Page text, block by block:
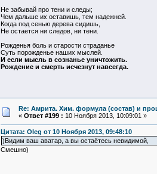
Не забывай про тени и следы;
Чем дальше их оставишь, тем надежней.
Когда под сенью дерева сидишь,
Не остается ни следов, ни тени.
Рожденья боль и старости страданье
Суть порожденье наших мыслей.
И если мысль в сознанье уничтожить.
Рождение и смерть исчезнут навсегда.
Re: Амрита. Хим. формула (состав) и
« Ответ #199 : 10 Ноября 2013, 10:09:01 »
Цитата: Oleg от 10 Ноября 2013, 09:48:10
)Видим ваш аватар, а вы остаётесь невидимой,
Смешно)